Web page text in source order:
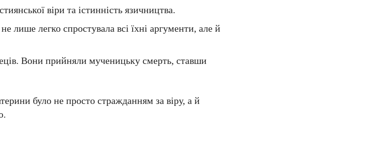
віри та істинність язичництва.
лише легко спростувала всі їхні аргументи, але й
Вони прийняли мученицьку смерть, ставши
було не просто стражданням за віру, а й